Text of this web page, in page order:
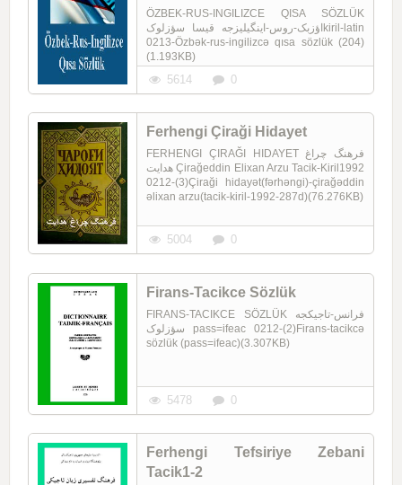
ÖZBEK-RUS-INGILIZCE QISA SÖZLÜK
اؤزبک-روس-اینگیلیزجه قیسا سؤزلوکkiril-latin
0213-Özbək-rus-ingilizcə qısa sözlük (204)
(1.193KB)
5614 0
Ferhengi Çiraği Hidayet
FERHENGI ÇIRAĞI HIDAYET فرهنگ چراغ
هدایت Çirağeddin Elixan Arzu Tacik-Kiril1992
0212-(3)Çiraği hidayət(fərhəngi)-çirağəddin
əlixan arzu(tacik-kiril-1992-287d)(76.276KB)
5004 0
Firans-Tacikce Sözlük
FIRANS-TACIKCE SÖZLÜK فرانس-تاجیکجه
سؤزلوک pass=ifeac 0212-(2)Firans-tacikcə
sözlük (pass=ifeac)(3.307KB)
5478 0
Ferhengi Tefsiriye Zebani
Tacik1-2